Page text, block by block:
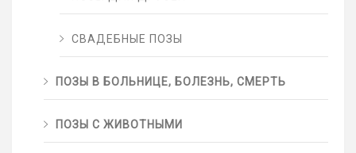
СВАДЕБНЫЕ ПОЗЫ
ПОЗЫ В БОЛЬНИЦЕ, БОЛЕЗНЬ, СМЕРТЬ
ПОЗЫ С ЖИВОТНЫМИ